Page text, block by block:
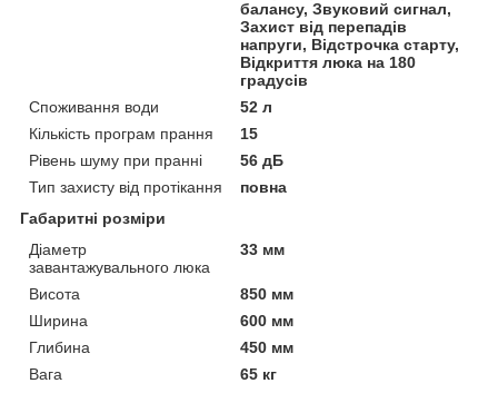
балансу, Звуковий сигнал,
Захист від перепадів
напруги, Відстрочка старту,
Відкриття люка на 180
градусів
Споживання води
52 л
Кількість програм прання
15
Рівень шуму при пранні
56 дБ
Тип захисту від протікання
повна
Габаритні розміри
Діаметр
завантажувального люка
33 мм
Висота
850 мм
Ширина
600 мм
Глибина
450 мм
Вага
65 кг